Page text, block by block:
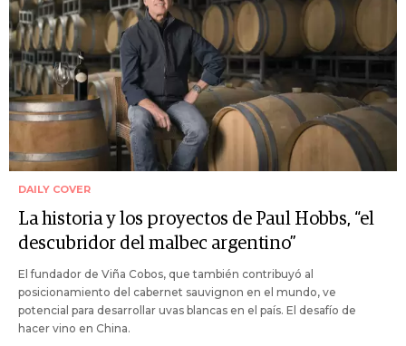
DAILY COVER
La historia y los proyectos de Paul Hobbs, “el
descubridor del malbec argentino”
El fundador de Viña Cobos, que también contribuyó al
posicionamiento del cabernet sauvignon en el mundo, ve
potencial para desarrollar uvas blancas en el país. El desafío de
hacer vino en China.